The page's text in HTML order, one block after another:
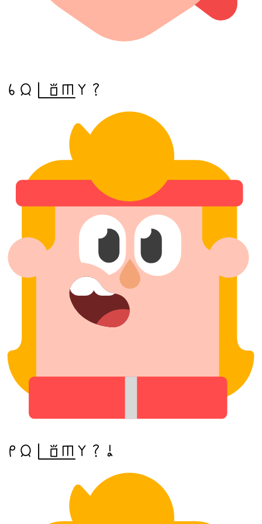
sina jan pi(sona sijelo) anu seme
mi jan pi(sona sijelo) anu seme a